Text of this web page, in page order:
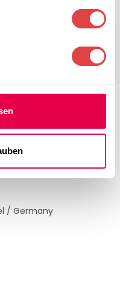
und -textilien. Wir
Hotels und
die Sie sich verlassen
/ Germany